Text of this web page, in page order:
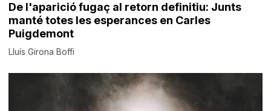
De l'aparició fugaç al retorn definitiu: Junts
manté totes les esperances en Carles
Puigdemont
Lluís Girona Boffi